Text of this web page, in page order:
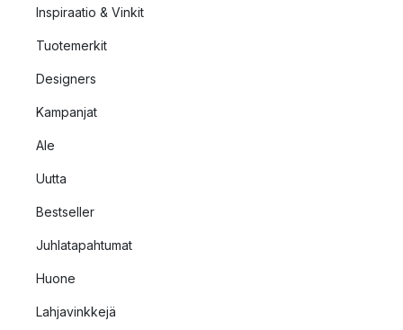
Inspiraatio & Vinkit
Tuotemerkit
Designers
Kampanjat
Ale
Uutta
Bestseller
Juhlatapahtumat
Huone
Lahjavinkkejä